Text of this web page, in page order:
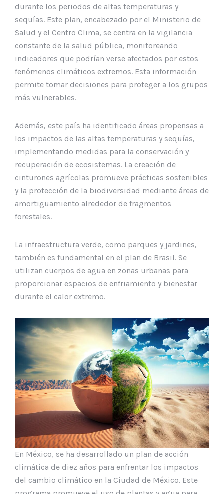
durante los periodos de altas temperaturas y
sequías. Este plan, encabezado por el Ministerio de
Salud y el Centro Clima, se centra en la vigilancia
constante de la salud pública, monitoreando
indicadores que podrían verse afectados por estos
fenómenos climáticos extremos. Esta información
permite tomar decisiones para proteger a los grupos
más vulnerables.
Además, este país ha identificado áreas propensas a
los impactos de las altas temperaturas y sequías,
implementando medidas para la conservación y
recuperación de ecosistemas. La creación de
cinturones agrícolas promueve prácticas sostenibles
y la protección de la biodiversidad mediante áreas de
amortiguamiento alrededor de fragmentos
forestales.
La infraestructura verde, como parques y jardines,
también es fundamental en el plan de Brasil. Se
utilizan cuerpos de agua en zonas urbanas para
proporcionar espacios de enfriamiento y bienestar
durante el calor extremo.
En México, se ha desarrollado un plan de acción
climática de diez años para enfrentar los impactos
del cambio climático en la Ciudad de México. Este